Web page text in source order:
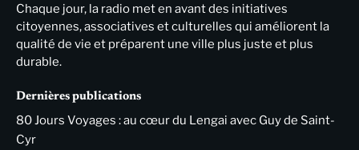
Chaque jour, la radio met en avant des initiatives
citoyennes, associatives et culturelles qui améliorent la
qualité de vie et préparent une ville plus juste et plus
durable.
Dernières publications
80 Jours Voyages : au cœur du Lengai avec Guy de Saint-
Cyr